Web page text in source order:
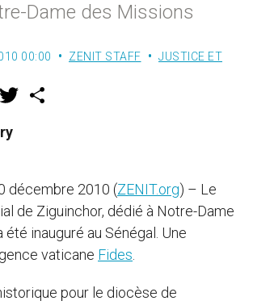
Dame des Missions
00:00 ZENIT STAFF
JUSTICE ET
F
w
décembre 2010 (ZENIT.org) – Le
de Ziguinchor, dédié à Notre-Dame
été inauguré au Sénégal. Une
vaticane Fides
pour le diocèse de